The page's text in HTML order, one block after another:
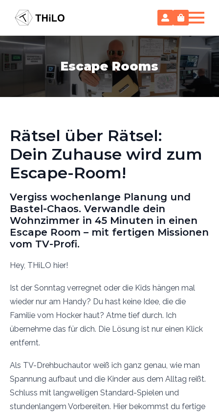
Escape Rooms
Rätsel über Rätsel:
Dein Zuhause wird zum
Escape-Room!
Vergiss wochenlange Planung und
Bastel-Chaos. Verwandle dein
Wohnzimmer in 45 Minuten in einen
Escape Room – mit fertigen Missionen
vom TV-Profi.
Hey, THiLO hier!
Ist der Sonntag verregnet oder die Kids hängen mal
wieder nur am Handy? Du hast keine Idee, die die
Familie vom Hocker haut? Atme tief durch. Ich
übernehme das für dich. Die Lösung ist nur einen Klick
entfernt.
Als TV-Drehbuchautor weiß ich ganz genau, wie man
Spannung aufbaut und die Kinder aus dem Alltag reißt.
Schluss mit langweiligen Standard-Spielen und
stundenlangem Vorbereiten. Hier bekommst du fertige